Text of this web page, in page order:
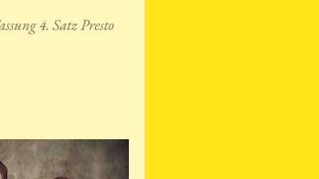
4. Satz Presto